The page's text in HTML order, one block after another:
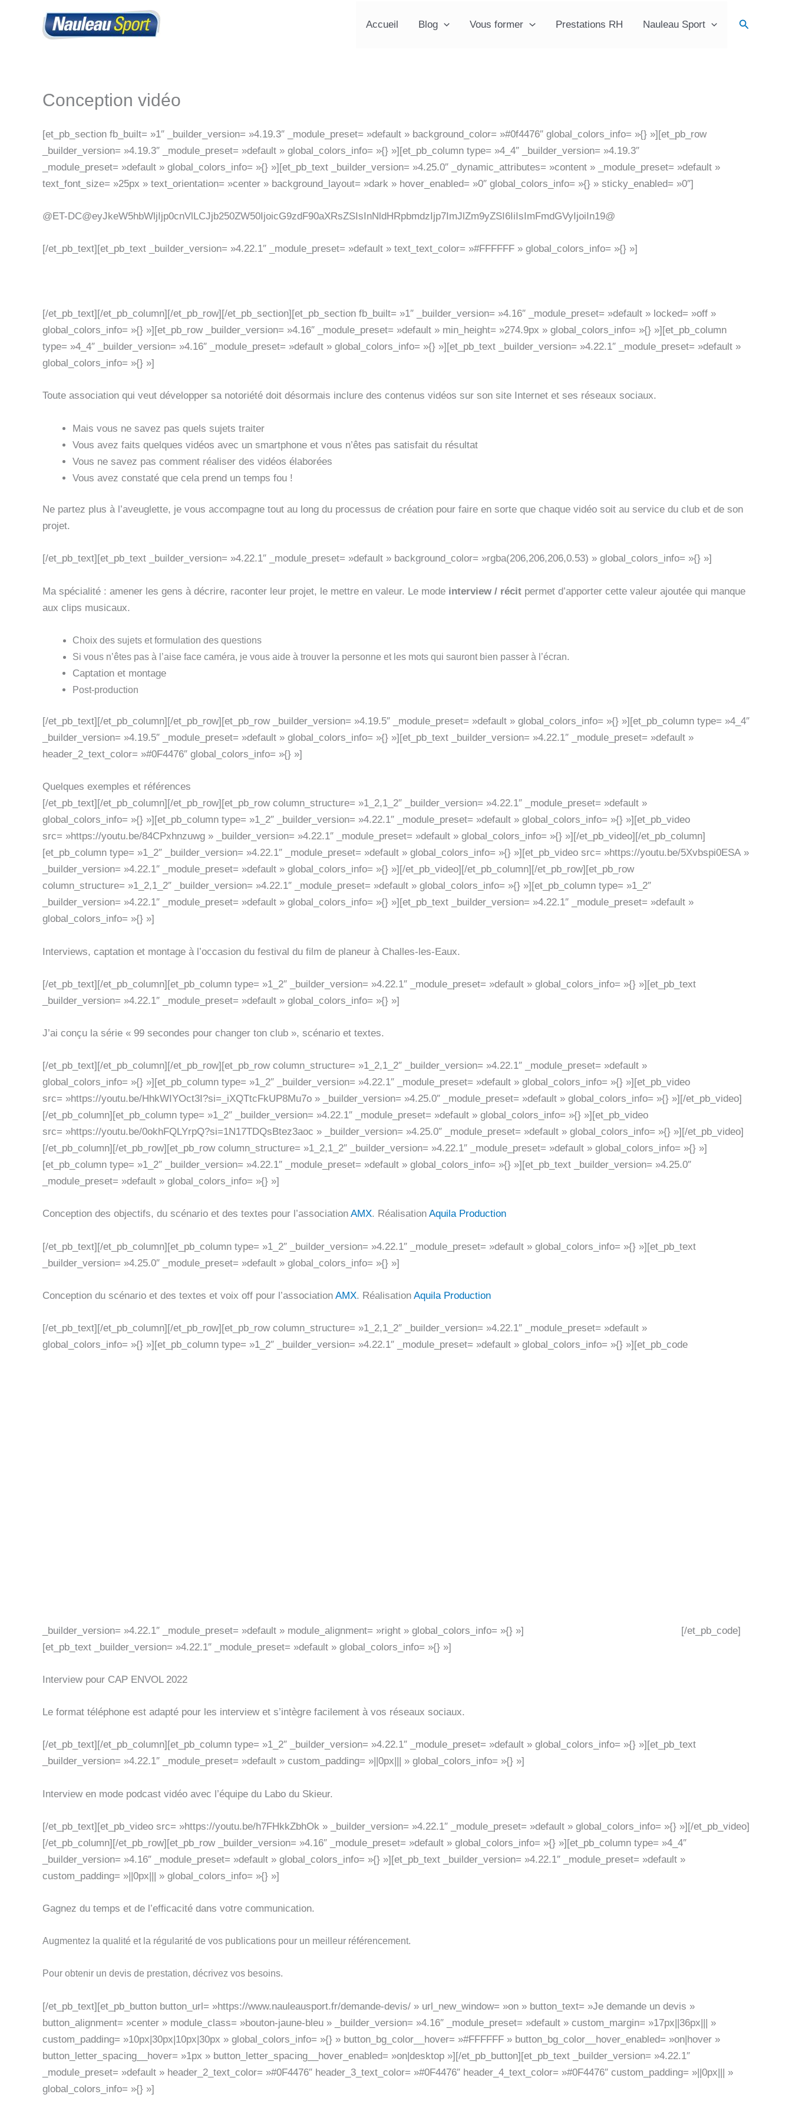
Accueil Blog Vous former Prestations RH Nauleau Sport
Conception vidéo
[et_pb_section fb_built= »1″ _builder_version= »4.19.3″ _module_preset= »default » background_color= »#0f4476″ global_colors_info= »{} »][et_pb_row
_builder_version= »4.19.3″ _module_preset= »default » global_colors_info= »{} »][et_pb_column type= »4_4″ _builder_version= »4.19.3″
_module_preset= »default » global_colors_info= »{} »][et_pb_text _builder_version= »4.25.0″ _dynamic_attributes= »content » _module_preset= »default »
text_font_size= »25px » text_orientation= »center » background_layout= »dark » hover_enabled= »0″ global_colors_info= »{} » sticky_enabled= »0″]
@ET-DC@eyJkeW5hbWljIjp0cnVlLCJjb250ZW50IjoicG9zdF90aXRsZSIsInNldHRpbmdzIjp7ImJlZm9yZSI6IiIsImFmdGVyIjoiIn19@
[/et_pb_text][et_pb_text _builder_version= »4.22.1″ _module_preset= »default » text_text_color= »#FFFFFF » global_colors_info= »{} »]
[/et_pb_text][/et_pb_column][/et_pb_row][/et_pb_section][et_pb_section fb_built= »1″ _builder_version= »4.16″ _module_preset= »default » locked= »off »
global_colors_info= »{} »][et_pb_row _builder_version= »4.16″ _module_preset= »default » min_height= »274.9px » global_colors_info= »{} »][et_pb_column
type= »4_4″ _builder_version= »4.16″ _module_preset= »default » global_colors_info= »{} »][et_pb_text _builder_version= »4.22.1″ _module_preset= »default »
global_colors_info= »{} »]
Toute association qui veut développer sa notoriété doit désormais inclure des contenus vidéos sur son site Internet et ses réseaux sociaux.
Mais vous ne savez pas quels sujets traiter
Vous avez faits quelques vidéos avec un smartphone et vous n’êtes pas satisfait du résultat
Vous ne savez pas comment réaliser des vidéos élaborées
Vous avez constaté que cela prend un temps fou !
Ne partez plus à l’aveuglette, je vous accompagne tout au long du processus de création pour faire en sorte que chaque vidéo soit au service du club et de son
projet.
[/et_pb_text][et_pb_text _builder_version= »4.22.1″ _module_preset= »default » background_color= »rgba(206,206,206,0.53) » global_colors_info= »{} »]
Ma spécialité : amener les gens à décrire, raconter leur projet, le mettre en valeur. Le mode interview / récit permet d’apporter cette valeur ajoutée qui manque
aux clips musicaux.
Choix des sujets et formulation des questions
Si vous n’êtes pas à l’aise face caméra, je vous aide à trouver la personne et les mots qui sauront bien passer à l’écran.
Captation et montage
Post-production
[/et_pb_text][/et_pb_column][/et_pb_row][et_pb_row _builder_version= »4.19.5″ _module_preset= »default » global_colors_info= »{} »][et_pb_column type= »4_4″
_builder_version= »4.19.5″ _module_preset= »default » global_colors_info= »{} »][et_pb_text _builder_version= »4.22.1″ _module_preset= »default »
header_2_text_color= »#0F4476″ global_colors_info= »{} »]
Quelques exemples et références
[/et_pb_text][/et_pb_column][/et_pb_row][et_pb_row column_structure= »1_2,1_2″ _builder_version= »4.22.1″ _module_preset= »default »
global_colors_info= »{} »][et_pb_column type= »1_2″ _builder_version= »4.22.1″ _module_preset= »default » global_colors_info= »{} »][et_pb_video
src= »https://youtu.be/84CPxhnzuwg » _builder_version= »4.22.1″ _module_preset= »default » global_colors_info= »{} »][/et_pb_video][/et_pb_column]
[et_pb_column type= »1_2″ _builder_version= »4.22.1″ _module_preset= »default » global_colors_info= »{} »][et_pb_video src= »https://youtu.be/5Xvbspi0ESA »
_builder_version= »4.22.1″ _module_preset= »default » global_colors_info= »{} »][/et_pb_video][/et_pb_column][/et_pb_row][et_pb_row
column_structure= »1_2,1_2″ _builder_version= »4.22.1″ _module_preset= »default » global_colors_info= »{} »][et_pb_column type= »1_2″
_builder_version= »4.22.1″ _module_preset= »default » global_colors_info= »{} »][et_pb_text _builder_version= »4.22.1″ _module_preset= »default »
global_colors_info= »{} »]
Interviews, captation et montage à l’occasion du festival du film de planeur à Challes-les-Eaux.
[/et_pb_text][/et_pb_column][et_pb_column type= »1_2″ _builder_version= »4.22.1″ _module_preset= »default » global_colors_info= »{} »][et_pb_text
_builder_version= »4.22.1″ _module_preset= »default » global_colors_info= »{} »]
J’ai conçu la série « 99 secondes pour changer ton club », scénario et textes.
[/et_pb_text][/et_pb_column][/et_pb_row][et_pb_row column_structure= »1_2,1_2″ _builder_version= »4.22.1″ _module_preset= »default »
global_colors_info= »{} »][et_pb_column type= »1_2″ _builder_version= »4.22.1″ _module_preset= »default » global_colors_info= »{} »][et_pb_video
src= »https://youtu.be/HhkWIYOct3I?si=_iXQTtcFkUP8Mu7o » _builder_version= »4.25.0″ _module_preset= »default » global_colors_info= »{} »][/et_pb_video]
[/et_pb_column][et_pb_column type= »1_2″ _builder_version= »4.22.1″ _module_preset= »default » global_colors_info= »{} »][et_pb_video
src= »https://youtu.be/0okhFQLYrpQ?si=1N17TDQsBtez3aoc » _builder_version= »4.25.0″ _module_preset= »default » global_colors_info= »{} »][/et_pb_video]
[/et_pb_column][/et_pb_row][et_pb_row column_structure= »1_2,1_2″ _builder_version= »4.22.1″ _module_preset= »default » global_colors_info= »{} »]
[et_pb_column type= »1_2″ _builder_version= »4.22.1″ _module_preset= »default » global_colors_info= »{} »][et_pb_text _builder_version= »4.25.0″
_module_preset= »default » global_colors_info= »{} »]
Conception des objectifs, du scénario et des textes pour l’association AMX. Réalisation Aquila Production
[/et_pb_text][/et_pb_column][et_pb_column type= »1_2″ _builder_version= »4.22.1″ _module_preset= »default » global_colors_info= »{} »][et_pb_text
_builder_version= »4.25.0″ _module_preset= »default » global_colors_info= »{} »]
Conception du scénario et des textes et voix off pour l’association AMX. Réalisation Aquila Production
[/et_pb_text][/et_pb_column][/et_pb_row][et_pb_row column_structure= »1_2,1_2″ _builder_version= »4.22.1″ _module_preset= »default »
global_colors_info= »{} »][et_pb_column type= »1_2″ _builder_version= »4.22.1″ _module_preset= »default » global_colors_info= »{} »][et_pb_code
_builder_version= »4.22.1″ _module_preset= »default » module_alignment= »right » global_colors_info= »{} »]
[/et_pb_code]
[et_pb_text _builder_version= »4.22.1″ _module_preset= »default » global_colors_info= »{} »]
Interview pour CAP ENVOL 2022
Le format téléphone est adapté pour les interview et s’intègre facilement à vos réseaux sociaux.
[/et_pb_text][/et_pb_column][et_pb_column type= »1_2″ _builder_version= »4.22.1″ _module_preset= »default » global_colors_info= »{} »][et_pb_text
_builder_version= »4.22.1″ _module_preset= »default » custom_padding= »||0px||| » global_colors_info= »{} »]
Interview en mode podcast vidéo avec l’équipe du Labo du Skieur.
[/et_pb_text][et_pb_video src= »https://youtu.be/h7FHkkZbhOk » _builder_version= »4.22.1″ _module_preset= »default » global_colors_info= »{} »][/et_pb_video]
[/et_pb_column][/et_pb_row][et_pb_row _builder_version= »4.16″ _module_preset= »default » global_colors_info= »{} »][et_pb_column type= »4_4″
_builder_version= »4.16″ _module_preset= »default » global_colors_info= »{} »][et_pb_text _builder_version= »4.22.1″ _module_preset= »default »
custom_padding= »||0px||| » global_colors_info= »{} »]
Gagnez du temps et de l’efficacité dans votre communication.
Augmentez la qualité et la régularité de vos publications pour un meilleur référencement.
Pour obtenir un devis de prestation, décrivez vos besoins.
[/et_pb_text][et_pb_button button_url= »https://www.nauleausport.fr/demande-devis/ » url_new_window= »on » button_text= »Je demande un devis »
button_alignment= »center » module_class= »bouton-jaune-bleu » _builder_version= »4.16″ _module_preset= »default » custom_margin= »17px||36px||| »
custom_padding= »10px|30px|10px|30px » global_colors_info= »{} » button_bg_color__hover= »#FFFFFF » button_bg_color__hover_enabled= »on|hover »
button_letter_spacing__hover= »1px » button_letter_spacing__hover_enabled= »on|desktop »][/et_pb_button][et_pb_text _builder_version= »4.22.1″
_module_preset= »default » header_2_text_color= »#0F4476″ header_3_text_color= »#0F4476″ header_4_text_color= »#0F4476″ custom_padding= »||0px||| »
global_colors_info= »{} »]